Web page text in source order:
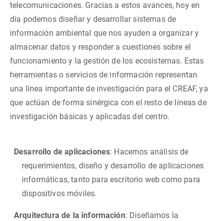
telecomunicaciones. Gracias a estos avances, hoy en
día podemos diseñar y desarrollar sistemas de
información ambiental que nos ayuden a organizar y
almacenar datos y responder a cuestiones sobre el
funcionamiento y la gestión de los ecosistemas. Estas
herramientas o servicios de información representan
una línea importante de investigación para el CREAF, ya
que actúan de forma sinérgica con el resto de líneas de
investigación básicas y aplicadas del centro.
Desarrollo de aplicaciones: Hacemos análisis de
requerimientos, diseño y desarrollo de aplicaciones
informáticas, tanto para escritorio web como para
dispositivos móviles.
Arquitectura de la información: Diseñamos la